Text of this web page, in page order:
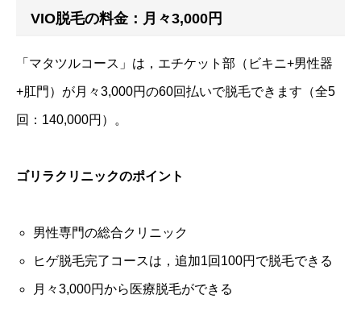
VIO脱毛の料金：月々3,000円
「マタツルコース」は，エチケット部（ビキニ+男性器
+肛門）が月々3,000円の60回払いで脱毛できます（全5
回：140,000円）。
ゴリラクリニックのポイント
男性専門の総合クリニック
ヒゲ脱毛完了コースは，追加1回100円で脱毛できる
月々3,000円から医療脱毛ができる